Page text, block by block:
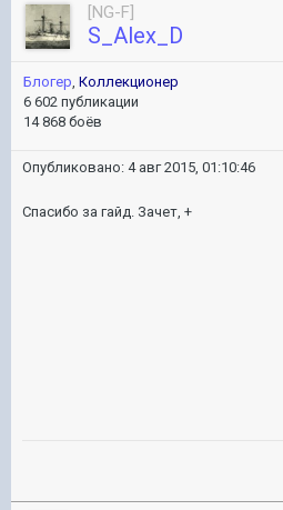
[NG-F]
S_Alex_D
Блогер Коллекционер
6 602 публикации
14 868 боёв
Опубликовано: 4 авг 2015, 01:10:46
Спасибо за гайд. Зачет, +